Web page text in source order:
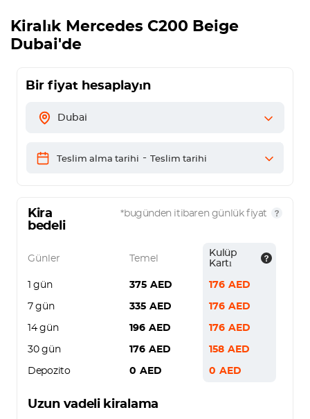
Kiralık Mercedes C200 Beige
Dubai'de
Bir fiyat hesaplayın
Dubai
Teslim alma tarihi - Teslim tarihi
Kira
bedeli
*bugünden itibaren günlük fiyat
Günler Temel
Kulüp
Kartı
1 gün 375 AED 176 AED
7 gün 335 AED 176 AED
14 gün 196 AED 176 AED
30 gün 176 AED 158 AED
Depozito 0 AED 0 AED
Uzun vadeli kiralama